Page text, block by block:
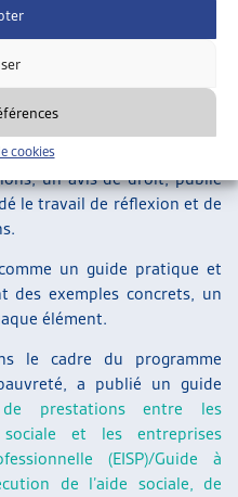
cookies
investis et y ont apporté
pratiques de
là une des forces de
neutre et sans biais
entre services privés
général.
un avis de droit, publié
le travail de réflexion et de
un guide pratique et
des exemples concrets, un
élément.
le cadre du programme
a publié un guide
prestations entre les
et les entreprises
(EISP)/Guide à
de l’aide sociale, de